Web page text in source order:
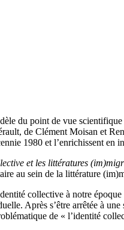
du point de vue
de Clément Moisan et
1980 et l’enrichissent en
et les littératures
au sein de la littérature
collective à notre
Après s’être arrêtée à
de « l’identité